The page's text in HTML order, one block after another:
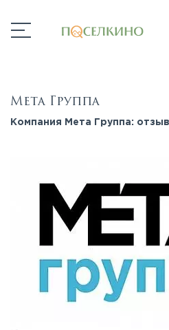
Мета Группа
Компания Мета Группа: